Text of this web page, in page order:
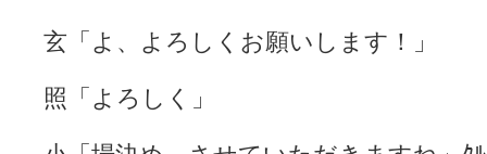
玄「よ、よろしくお願いします！」
照「よろしく」